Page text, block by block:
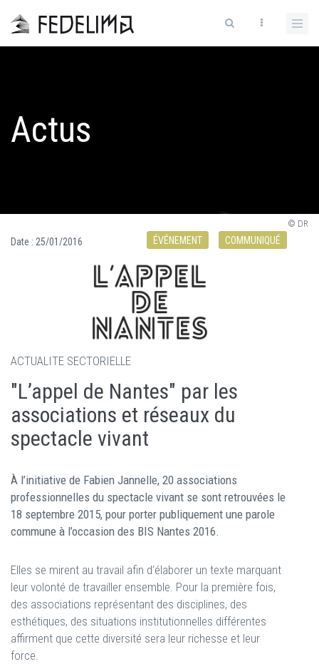
Actus
© DR
Date : 25/01/2016 ÉVÉNEMENT COMMUNIQUÉ
ACTUALITE SECTORIELLE
"L’appel de Nantes" par les
associations et réseaux du
spectacle vivant
À l’initiative de Fabien Jannelle, 20 associations
professionnelles du spectacle vivant se sont retrouvées le
18 septembre 2015, pour porter publiquement une parole
commune à l’occasion des BIS Nantes 2016.
Elles se mirent au travail afin d’élaborer un texte marquant
leur volonté de travailler ensemble. Pour la première fois,
des associations représentant des disciplines, des
esthétiques, des situations institutionnelles différentes
affirment que cette diversité sera leur richesse et leur
force.